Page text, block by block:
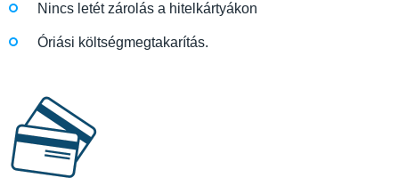
Nincs letét zárolás a hitelkártyákon
Óriási költségmegtakarítás.